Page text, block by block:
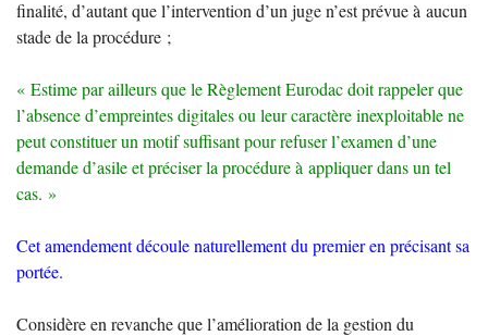
finalité, d’autant que l’intervention d’un juge n’est prévue à aucun
stade de la procédure ;
« Estime par ailleurs que le Règlement Eurodac doit rappeler que
l’absence d’empreintes digitales ou leur caractère inexploitable ne
peut constituer un motif suffisant pour refuser l’examen d’une
demande d’asile et préciser la procédure à appliquer dans un tel
cas. »
Cet amendement découle naturellement du premier en précisant sa
portée.
Considère en revanche que l’amélioration de la gestion du